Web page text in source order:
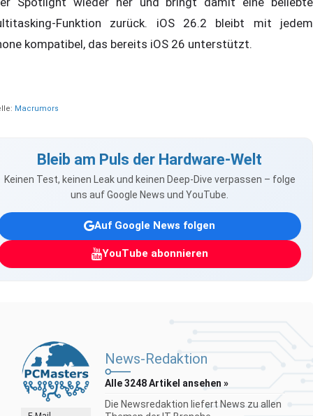
Funktion zurück. iOS 26.2 bleibt mit jedem
kompatibel, das bereits iOS 26 unterstützt.
Macrumors
Bleib am Puls der Hardware-Welt
Keinen Test, keinen Leak und keinen Deep-Dive verpassen – folge
uns auf Google News und YouTube.
Auf Google News folgen
YouTube abonnieren
News-Redaktion
Alle 3248 Artikel ansehen »
Die Newsredaktion liefert News zu allen